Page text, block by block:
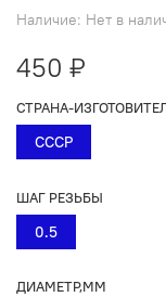
Наличие: Нет в
450 ₽
СТРАНА-
СССР
ШАГ РЕЗЬБЫ
0.5
ДИАМЕТР,ММ